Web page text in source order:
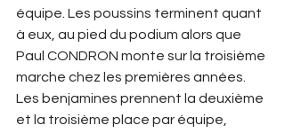
équipe. Les poussins terminent quant
à eux, au pied du podium alors que
Paul CONDRON monte sur la troisième
marche chez les premières années.
Les benjamines prennent la deuxième
et la troisième place par équipe,